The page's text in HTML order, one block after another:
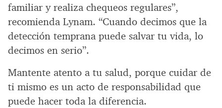
familiar y realiza chequeos regulares”,
recomienda Lynam. “Cuando decimos que la
detección temprana puede salvar tu vida, lo
decimos en serio”.
Mantente atento a tu salud, porque cuidar de
ti mismo es un acto de responsabilidad que
puede hacer toda la diferencia.